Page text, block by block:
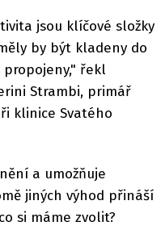
jsou klíčové složky
by být kladeny do
řekl
Strambi, primář
klinice Svatého
a umožňuje
jiných výhod přináší
si máme zvolit?